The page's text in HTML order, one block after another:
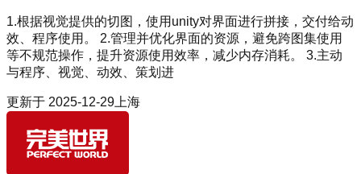
1.根据视觉提供的切图，使用unity对界面进行拼接，交付给动
效、程序使用。 2.管理并优化界面的资源，避免跨图集使用
等不规范操作，提升资源使用效率，减少内存消耗。 3.主动
与程序、视觉、动效、策划进
更新于 2025-12-29 上海